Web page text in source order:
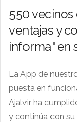
550
ventajas y
informa" en
La App de
puesta en
Ajalvir ha
y continúa con